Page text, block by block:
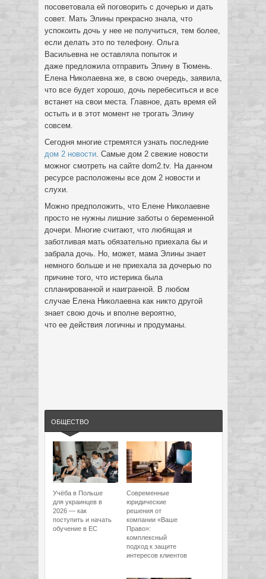
посоветовала ей поговорить с дочерью и дать
совет. Мать Элины прекрасно знала, что
успокоить дочь у нее не получиться, тем более,
если делать это по телефону. Ольга
Васильевна не оставляла попыток и
даже предложила отправить Элину в Тюмень.
Елена Николаевна же, в свою очередь, заявила,
что все будет хорошо, дочь перебеситься и все
встанет на свои места. Главное, дать время ей
остыть и в этот момент не трогать Элину
совсем.
Сегодня многие стремятся узнать последние
дом 2 новости. Самые дом 2 свежие новости
можног смотреть на сайте dom2.tv. На данном
ресурсе расположены все дом 2 новости и
слухи.
Можно предположить, что Елене Николаевне
просто не нужны лишние заботы о беременной
дочери. Многие считают, что любящая и
заботливая мать обязательно приехала бы и
забрала дочь. Но, может, мама Элины знает
немного больше и не приехала за дочерью по
причине того, что истерика была
спланированной и наигранной. В любом
случае Елена Николаевна как никто другой
знает свою дочь и вполне вероятно,
что ее действия логичны и продуманы.
ОБЩЕСТВО
Учёба в Польше
для украинцев в
2026 — как
поступить и начать
обучение в ЕС
Современные
юридические
решения от
компании «Ваше
Право»:
комплексный
подход к защите
интересов клиентов